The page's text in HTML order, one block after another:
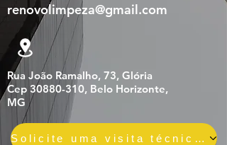
renovolimpeza@gmail.com
Rua João Ramalho, 73, Glória
Cep 30880-310, Belo Horizonte,
MG
Solicite uma visita técnica gratuita e sem compromisso